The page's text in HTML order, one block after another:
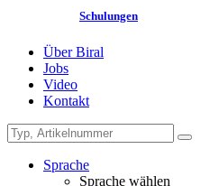
Schulungen
Über Biral
Jobs
Video
Kontakt
Sprache
Sprache wählen